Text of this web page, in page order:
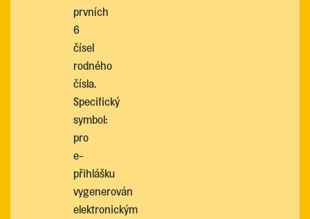
prvních
6
čísel
rodného
čísla.
Specifický
symbol:
pro
e-
přihlášku
vygenerován
elektronickým